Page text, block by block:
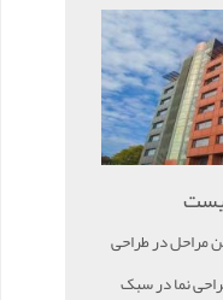
مراحل در طراحی
نما در سبک